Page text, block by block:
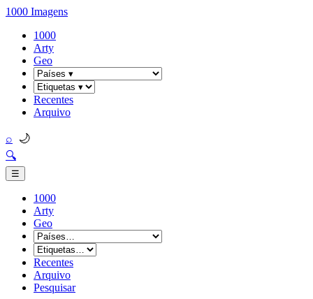
1000 Imagens
1000
Arty
Geo
Recentes
Arquivo
⌕ 🌙
🔍
☰
1000
Arty
Geo
Recentes
Arquivo
Pesquisar